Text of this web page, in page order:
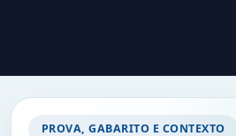
PROVA, GABARITO E CONTEXTO